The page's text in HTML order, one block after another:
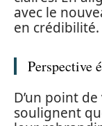
avec le
en crédibilité.
Perspective
D’un point
soulignent